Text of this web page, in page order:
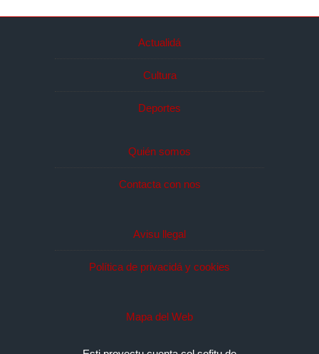
Actualidá
Cultura
Deportes
Quién somos
Contacta con nos
Avisu llegal
Política de privacidá y cookies
Mapa del Web